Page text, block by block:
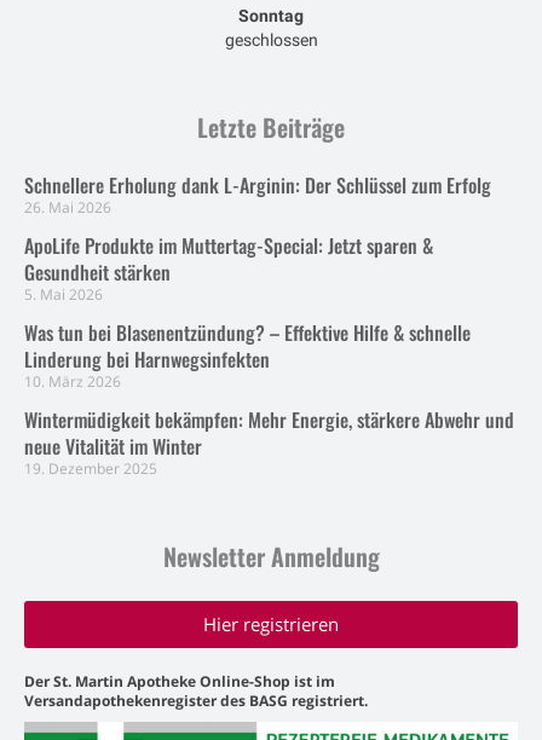
Sonntag
geschlossen
Letzte Beiträge
Schnellere Erholung dank L-Arginin: Der Schlüssel zum Erfolg
26. Mai 2026
ApoLife Produkte im Muttertag-Special: Jetzt sparen &
Gesundheit stärken
5. Mai 2026
Was tun bei Blasenentzündung? – Effektive Hilfe & schnelle
Linderung bei Harnwegsinfekten
10. März 2026
Wintermüdigkeit bekämpfen: Mehr Energie, stärkere Abwehr und
neue Vitalität im Winter
19. Dezember 2025
Newsletter Anmeldung
Hier registrieren
Der St. Martin Apotheke Online-Shop ist im
Versandapothekenregister des BASG registriert.